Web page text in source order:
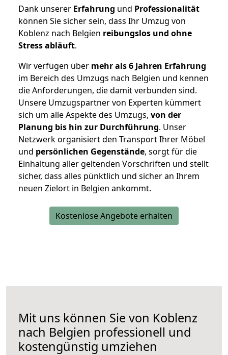
Dank unserer Erfahrung und Professionalität
können Sie sicher sein, dass Ihr Umzug von
Koblenz nach Belgien reibungslos und ohne
Stress abläuft.
Wir verfügen über mehr als 6 Jahren Erfahrung
im Bereich des Umzugs nach Belgien und kennen
die Anforderungen, die damit verbunden sind.
Unsere Umzugspartner von Experten kümmert
sich um alle Aspekte des Umzugs, von der
Planung bis hin zur Durchführung. Unser
Netzwerk organisiert den Transport Ihrer Möbel
und persönlichen Gegenstände, sorgt für die
Einhaltung aller geltenden Vorschriften und stellt
sicher, dass alles pünktlich und sicher an Ihrem
neuen Zielort in Belgien ankommt.
Kostenlose Angebote erhalten
Mit uns können Sie von Koblenz
nach Belgien professionell und
kostengünstig umziehen